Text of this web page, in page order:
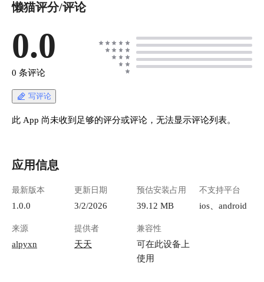
懒猫评分/评论
0.0
0 条评论
写评论
此 App 尚未收到足够的评分或评论，无法显示评论列表。
应用信息
最新版本
1.0.0
更新日期
3/2/2026
预估安装占用
39.12 MB
不支持平台
ios、android
来源
alpyxn
提供者
天天
兼容性
可在此设备上
使用